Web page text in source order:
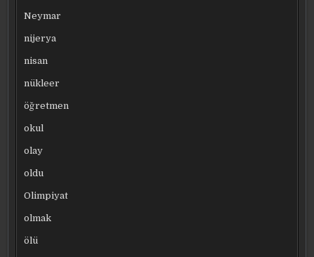
Neymar
nijerya
nisan
nükleer
öğretmen
okul
olay
oldu
Olimpiyat
olmak
ölü